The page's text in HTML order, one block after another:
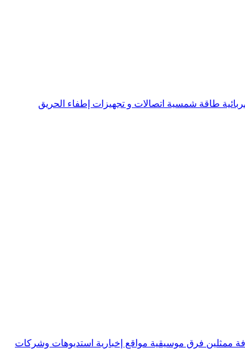
طاقة شمسية اتصالات و تجهيزات إطفاء الحريق
ممثلين فرق موسيقية مواقع إخبارية استديوهات وشركات